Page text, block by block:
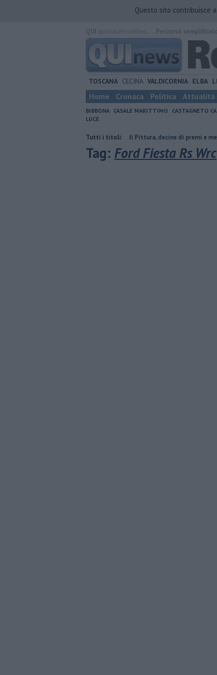
Questo sito contribuisce
TOSCANA CECINA VALDICORNIA ELBA
Home Cronaca Politica Attualità
BIBBONA CASALE MARITTIMO CASTAGNETO
LUCE
Tutti i titoli:
Estemporanea di Pittura, decine di premi e menzioni
Tag: Ford Fiesta Rs Wrc